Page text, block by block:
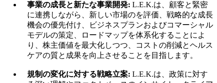
事業の成長と新たな事業開発: L.E.K.は、顧客と緊密
に連携しながら、新しい市場のを評価、戦略的な成長
機会の優先付け、ビジネスプランおよびコマーシャル
モデルの策定、ロードマップを体系化することによ
り、株主価値を最大化しつつ、コストの削減とヘルス
ケアの質と成果を向上させることを目指します。
規制の変化に対する戦略立案: L.E.K.は、政策に対す